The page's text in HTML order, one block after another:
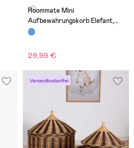
(0)
Roommate Mini
Aufbewahrungskorb Elefant,
Blau
29,99 €
Versandkostenfrei